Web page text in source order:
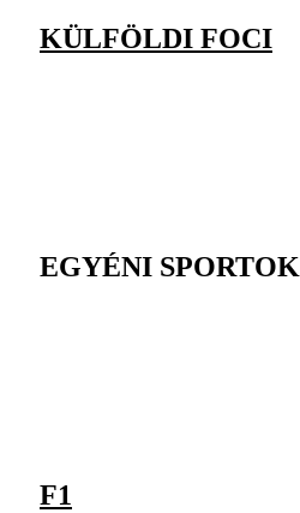
KÜLFÖLDI FOCI
EGYÉNI SPORTOK
F1